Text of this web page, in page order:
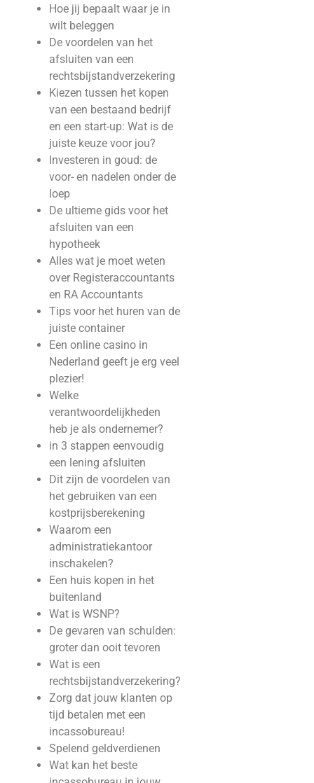
Hoe jij bepaalt waar je in
wilt beleggen
De voordelen van het
afsluiten van een
rechtsbijstandverzekering
Kiezen tussen het kopen
van een bestaand bedrijf
en een start-up: Wat is de
juiste keuze voor jou?
Investeren in goud: de
voor- en nadelen onder de
loep
De ultieme gids voor het
afsluiten van een
hypotheek
Alles wat je moet weten
over Registeraccountants
en RA Accountants
Tips voor het huren van de
juiste container
Een online casino in
Nederland geeft je erg veel
plezier!
Welke
verantwoordelijkheden
heb je als ondernemer?
in 3 stappen eenvoudig
een lening afsluiten
Dit zijn de voordelen van
het gebruiken van een
kostprijsberekening
Waarom een
administratiekantoor
inschakelen?
Een huis kopen in het
buitenland
Wat is WSNP?
De gevaren van schulden:
groter dan ooit tevoren
Wat is een
rechtsbijstandverzekering?
Zorg dat jouw klanten op
tijd betalen met een
incassobureau!
Spelend geldverdienen
Wat kan het beste